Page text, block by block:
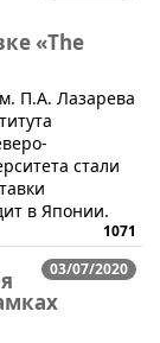
«The
П.А. Лазарева
стали
в Японии.
1071
03/07/2020